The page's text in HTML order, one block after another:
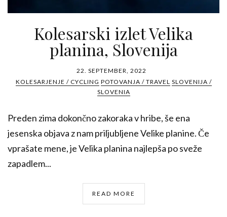
Kolesarski izlet Velika
planina, Slovenija
22. SEPTEMBER, 2022
KOLESARJENJE / CYCLING POTOVANJA / TRAVEL SLOVENIJA /
SLOVENIA
Preden zima dokončno zakoraka v hribe, še ena
jesenska objava z nam priljubljene Velike planine. Če
vprašate mene, je Velika planina najlepša po sveže
zapadlem...
READ MORE